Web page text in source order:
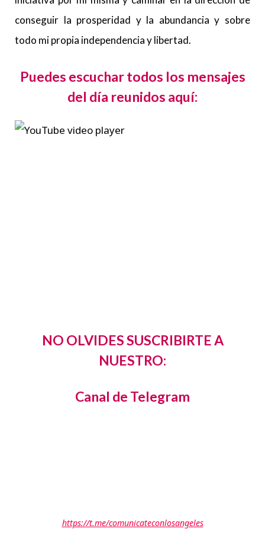
conseguir la prosperidad y la abundancia y sobre
todo mi propia independencia y libertad.
Puedes escuchar todos los mensajes
del día reunidos aquí:
NO OLVIDES SUSCRIBIRTE A
NUESTRO:
Canal de Telegram
https://t.me/comunicateconlosangeles